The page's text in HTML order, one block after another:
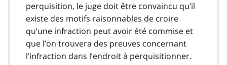
perquisition, le juge doit être convaincu qu’il
existe des motifs raisonnables de croire
qu’une infraction peut avoir été commise et
que l’on trouvera des preuves concernant
l’infraction dans l’endroit à perquisitionner.